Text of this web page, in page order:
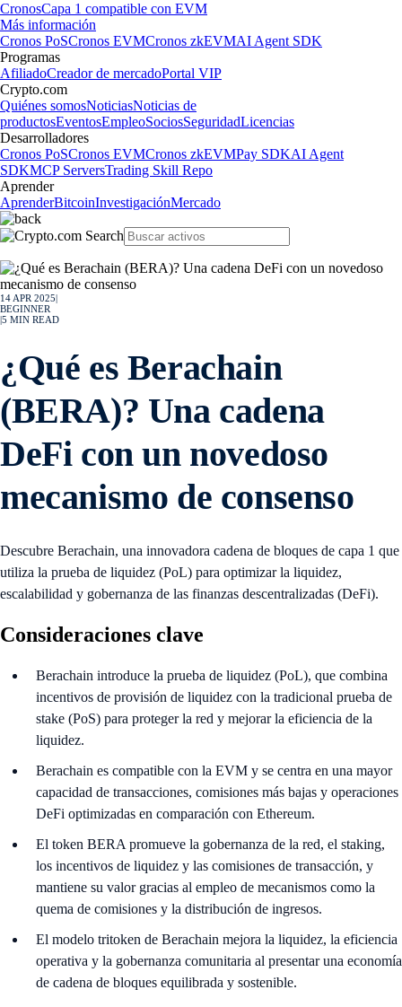
CronosCapa 1 compatible con EVM
Más información
Cronos PoSCronos EVMCronos zkEVMAI Agent SDK
Programas
AfiliadoCreador de mercadoPortal VIP
Crypto.com
Quiénes somosNoticiasNoticias de
productosEventosEmpleoSociosSeguridadLicencias
Desarrolladores
Cronos PoSCronos EVMCronos zkEVMPay SDKAI Agent
SDKMCP ServersTrading Skill Repo
Aprender
AprenderBitcoinInvestigaciónMercado
14 APR 2025
BEGINNER
5 MIN READ
¿Qué es Berachain
(BERA)? Una cadena
DeFi con un novedoso
mecanismo de consenso
Descubre Berachain, una innovadora cadena de bloques de capa 1 que
utiliza la prueba de liquidez (PoL) para optimizar la liquidez,
escalabilidad y gobernanza de las finanzas descentralizadas (DeFi).
Consideraciones clave
Berachain introduce la prueba de liquidez (PoL), que combina
incentivos de provisión de liquidez con la tradicional prueba de
stake (PoS) para proteger la red y mejorar la eficiencia de la
liquidez.
Berachain es compatible con la EVM y se centra en una mayor
capacidad de transacciones, comisiones más bajas y operaciones
DeFi optimizadas en comparación con Ethereum.
El token BERA promueve la gobernanza de la red, el staking,
los incentivos de liquidez y las comisiones de transacción, y
mantiene su valor gracias al empleo de mecanismos como la
quema de comisiones y la distribución de ingresos.
El modelo tritoken de Berachain mejora la liquidez, la eficiencia
operativa y la gobernanza comunitaria al presentar una economía
de cadena de bloques equilibrada y sostenible.